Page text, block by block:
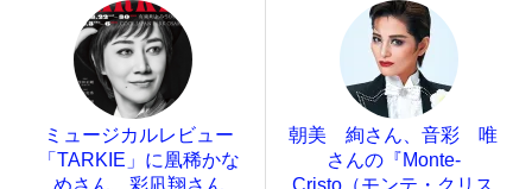
ミュージカルレビュー
「TARKIE」に凰稀かな
めさん、彩凪翔さん
朝美 絢さん、音彩 唯
さんの『Monte-
Cristo（モンテ・クリス